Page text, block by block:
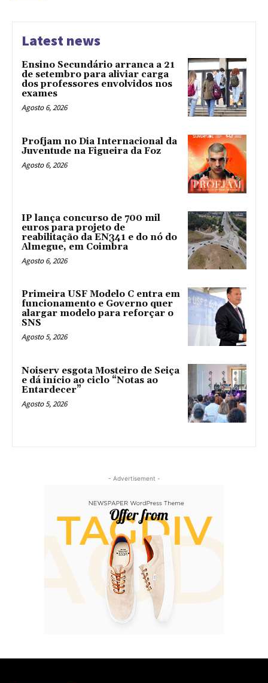
Latest news
Ensino Secundário arranca a 21
de setembro para aliviar carga
dos professores envolvidos nos
exames
Agosto 6, 2026
Profjam no Dia Internacional da
Juventude na Figueira da Foz
Agosto 6, 2026
IP lança concurso de 700 mil
euros para projeto de
reabilitação da EN341 e do nó do
Almegue, em Coimbra
Agosto 6, 2026
Primeira USF Modelo C entra em
funcionamento e Governo quer
alargar modelo para reforçar o
SNS
Agosto 5, 2026
Noiserv esgota Mosteiro de Seiça
e dá início ao ciclo “Notas ao
Entardecer”
Agosto 5, 2026
- Advertisement -